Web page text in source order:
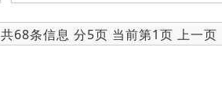
共68条信息 分5页 当前第1页 上一页